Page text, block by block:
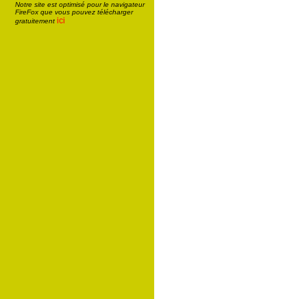
Notre site est optimisé pour le navigateur
FireFox que vous pouvez télécharger
gratuitement ici